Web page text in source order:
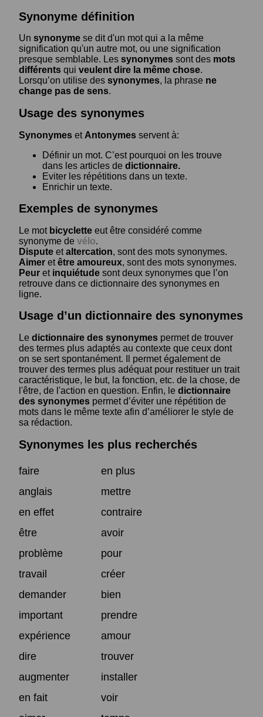
Synonyme définition
Un synonyme se dit d'un mot qui a la même
signification qu'un autre mot, ou une signification
presque semblable. Les synonymes sont des mots
différents qui veulent dire la même chose.
Lorsqu’on utilise des synonymes, la phrase ne
change pas de sens.
Usage des synonymes
Synonymes et Antonymes servent à:
Définir un mot. C’est pourquoi on les trouve
dans les articles de dictionnaire.
Eviter les répétitions dans un texte.
Enrichir un texte.
Exemples de synonymes
Le mot bicyclette eut être considéré comme
synonyme de vélo.
Dispute etaltercation, sont des mots synonymes.
Aimer etêtre amoureux, sont des mots synonymes.
Peur et inquiétude sont deux synonymes que l’on
retrouve dans ce dictionnaire des synonymes en
ligne.
Usage d’un dictionnaire des synonymes
Le dictionnaire des synonymes permet de trouver
des termes plus adaptés au contexte que ceux dont
on se sert spontanément. Il permet également de
trouver des termes plus adéquat pour restituer un trait
caractéristique, le but, la fonction, etc. de la chose, de
l'être, de l'action en question. Enfin, le dictionnaire
des synonymes permet d’éviter une répétition de
mots dans le même texte afin d’améliorer le style de
sa rédaction.
Synonymes les plus recherchés
faire
en plus
anglais
mettre
en effet
contraire
être
avoir
problème
pour
travail
créer
demander
bien
important
prendre
expérience
amour
dire
trouver
augmenter
installer
en fait
voir